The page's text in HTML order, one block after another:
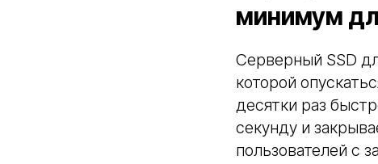
минимум
Серверный SSD
которой
десятки раз
секунду и
пользователей с